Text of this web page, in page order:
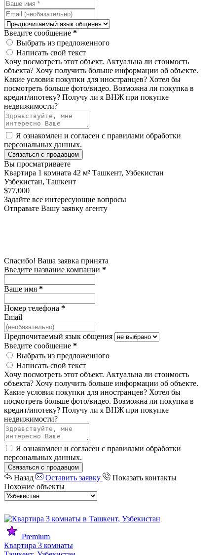
Введите сообщение *
Выбрать из предложенного
Написать свой текст
Хочу посмотреть этот объект. Актуальна ли стоимость
объекта? Хочу получить больше информации об объекте.
Какие условия покупки для иностранцев? Хотел бы
посмотреть больше фото/видео. Возможна ли покупка в
кредит/ипотеку? Получу ли я ВНЖ при покупке
недвижимости?
Я ознакомлен и согласен с правилами обработки
персональных данных.
Связаться с продавцом
Вы просматриваете
Квартира 1 комната 42 м² Ташкент, Узбекистан
Узбекистан, Ташкент
$77,000
Задайте все интересующие вопросы
Отправьте Вашу заявку агенту
Спасибо! Ваша заявка принята
Введите название компании *
Ваше имя *
Номер телефона *
Email
Предпочитаемый язык общения
Введите сообщение *
Выбрать из предложенного
Написать свой текст
Хочу посмотреть этот объект. Актуальна ли стоимость
объекта? Хочу получить больше информации об объекте.
Какие условия покупки для иностранцев? Хотел бы
посмотреть больше фото/видео. Возможна ли покупка в
кредит/ипотеку? Получу ли я ВНЖ при покупке
недвижимости?
Я ознакомлен и согласен с правилами обработки
персональных данных.
Связаться с продавцом
Назад Оставить заявку
Показать контакты
Похожие объекты
Premium
Квартира 3 комнаты